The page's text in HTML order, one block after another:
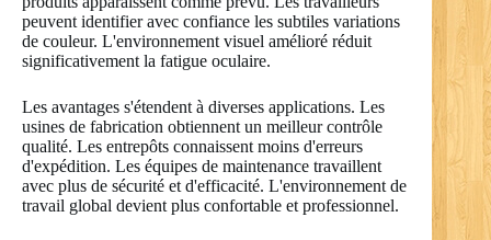
peuvent identifier avec confiance les subtiles variations
de couleur. L'environnement visuel amélioré réduit
significativement la fatigue oculaire.
Les avantages s'étendent à diverses applications. Les
usines de fabrication obtiennent un meilleur contrôle
qualité. Les entrepôts connaissent moins d'erreurs
d'expédition. Les équipes de maintenance travaillent
avec plus de sécurité et d'efficacité. L'environnement de
travail global devient plus confortable et professionnel.